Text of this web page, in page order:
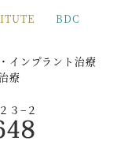
BDC
インプラント治療
療
３−２